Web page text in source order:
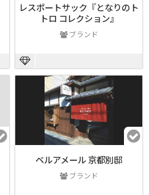
レスポートサック『となりのト
トロ コレクション』
ブランド
ベルアメール 京都別邸
ブランド